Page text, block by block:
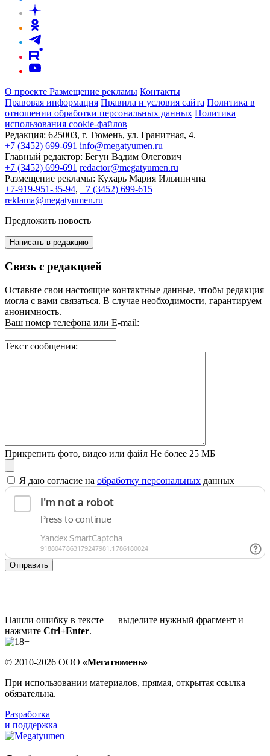
О проекте Размещение рекламы Контакты
Правовая информация Правила и условия сайта Политика в
отношении обработки персональных данных Политика
использования cookie-файлов
Редакция: 625003, г. Тюмень, ул. Гранитная, 4.
+7 (3452) 699-691 info@megatyumen.ru
Главный редактор: Бегун Вадим Олегович
+7 (3452) 699-691 redactor@megatyumen.ru
Размещение рекламы: Кухарь Мария Ильинична
+7-919-951-35-94, +7 (3452) 699-615
reklama@megatyumen.ru
Предложить новость
Написать в редакцию
Связь с редакцией
Оставьте свои настоящие контактные данные, чтобы редакция
могла с вами связаться. В случае необходимости, гарантируем
анонимность.
Ваш номер телефона или E-mail:
Текст сообщения:
Прикрепить фото, видео или файл Не более 25 МБ
Я даю согласие на обработку персональных данных
Отправить
Нашли ошибку в тексте — выделите нужный фрагмент и
нажмите Ctrl+Enter.
© 2010-2026 ООО «Мегатюмень»
При использовании материалов, прямая, открытая ссылка
обязательна.
Разработка
и поддержка